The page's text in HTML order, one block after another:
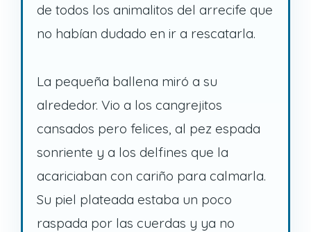
de todos los animalitos del arrecife que
no habían dudado en ir a rescatarla.
La pequeña ballena miró a su
alrededor. Vio a los cangrejitos
cansados pero felices, al pez espada
sonriente y a los delfines que la
acariciaban con cariño para calmarla.
Su piel plateada estaba un poco
raspada por las cuerdas y ya no